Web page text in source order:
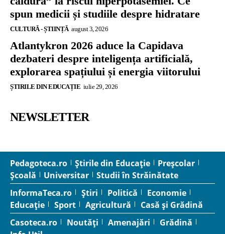
spun medicii și studiile despre hidratare
CULTURĂ - ȘTIINȚĂ august 3, 2026
Atlantykron 2026 aduce la Capidava
dezbateri despre inteligența artificială,
explorarea spațiului și energia viitorului
ȘTIRILE DIN EDUCAȚIE iulie 29, 2026
NEWSLETTER
Pedagoteca.ro Știrile din Educație
Preșcolar
Școală
Universitar
Studii în Străinătate
InformaTeca.ro
Știri Politică
Economie
Educație
Sport Agricultură
Casă și Grădină
Casoteca.ro
Noutăți Amenajări
Grădină